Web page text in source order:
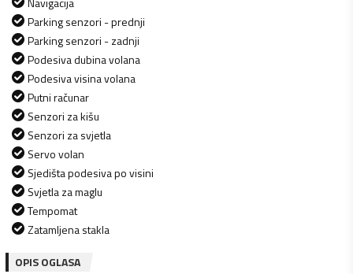
Parking senzori - prednji
Parking senzori - zadnji
Podesiva dubina volana
Podesiva visina volana
Putni računar
Senzori za kišu
Senzori za svjetla
Servo volan
Sjedišta podesiva po visini
Svjetla za maglu
Tempomat
Zatamljena stakla
OPIS OGLASA